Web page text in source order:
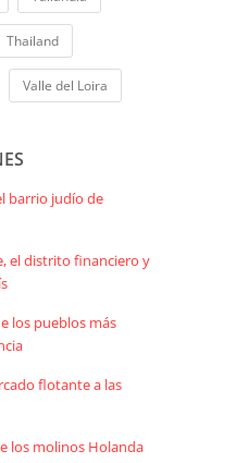
Thailand
Valle del Loira
barrio judío de
el distrito financiero y
los pueblos más
flotante a las
los molinos Holanda